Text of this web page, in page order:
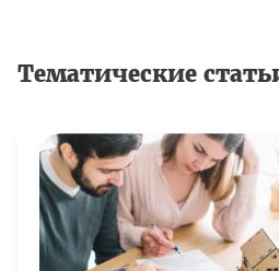
Тематические